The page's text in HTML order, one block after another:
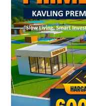
Exit
Tol
Citeureup
Bogor
Timur